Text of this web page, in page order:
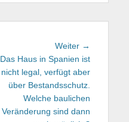
Weiter →
Das Haus in Spanien ist
nicht legal, verfügt aber
über Bestandsschutz.
Welche baulichen
Veränderung sind dann